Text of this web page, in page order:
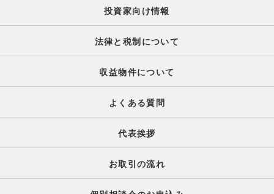
投資家向け情報
法律と税制について
収益物件について
よくある質問
代表挨拶
お取引の流れ